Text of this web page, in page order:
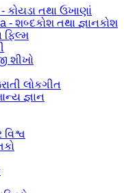
કોયડા તથા ઉખાણાં
- શબ્દકોશ તથા જ્ઞાનકોશ
ફિલ્મ
શીખો
લોકગીત
જ્ઞાન